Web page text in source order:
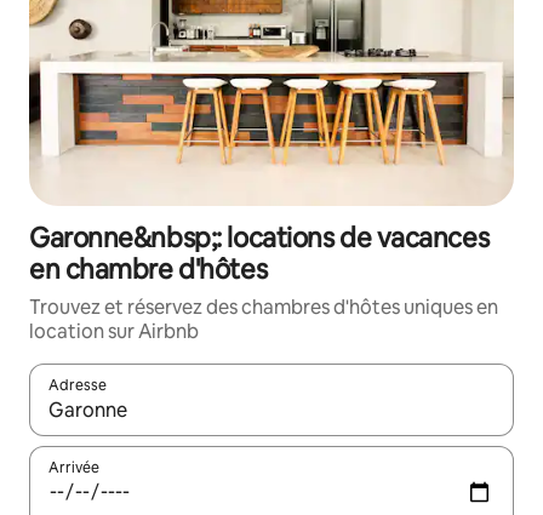
Garonne&nbsp;: locations de vacances
en chambre d'hôtes
Trouvez et réservez des chambres d'hôtes uniques en
location sur Airbnb
Adresse
Lorsque les résultats s'affichent, utilisez les flèches vers le
Arrivée